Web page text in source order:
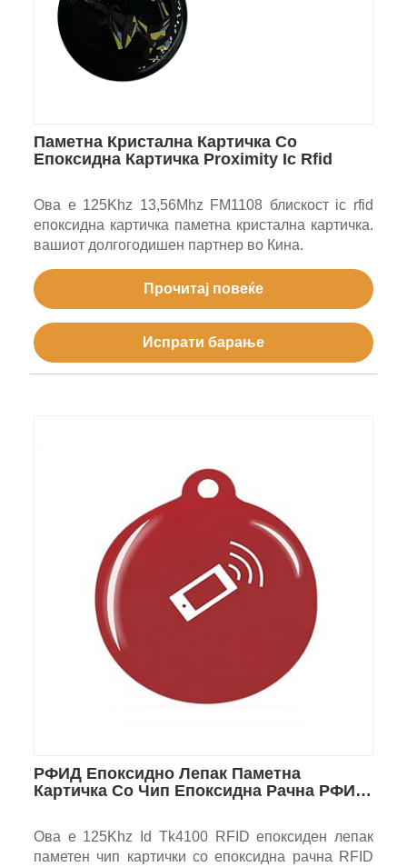
Паметна Кристална Картичка Со
Епоксидна Картичка Proximity Ic Rfid
Ова е 125Khz 13,56Mhz FM1108 блискост ic rfid
епоксидна картичка паметна кристална картичка.
вашиот долгогодишен партнер во Кина.
Прочитај повеќе
Испрати барање
РФИД Епоксидно Лепак Паметна
Картичка Со Чип Епоксидна Рачна РФИД
Ова е 125Khz Id Tk4100 RFID епоксиден лепак
паметен чип картички со епоксидна рачна RFID